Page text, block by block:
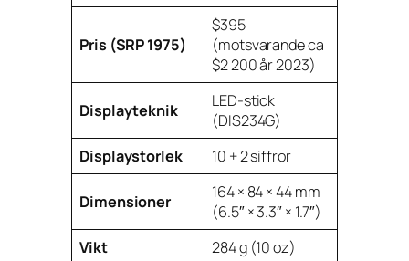
Pris (SRP 1975)
$395
(motsvarande ca
$2 200 år 2023)
Displayteknik
LED-stick
(DIS234G)
Displaystorlek
10 + 2 siffror
Dimensioner
164 × 84 × 44 mm
(6.5″ × 3.3″ × 1.7″)
Vikt
284 g (10 oz)